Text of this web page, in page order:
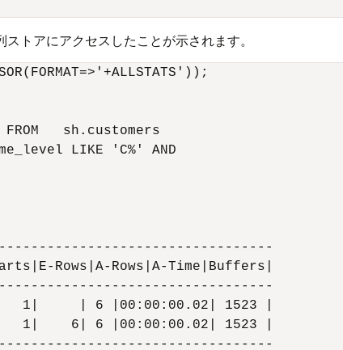
トアにアクセスしたことが示されます。
sh.customers
LIKE 'C%' AND
Rows|A-Rows|A-Time|Buffers|
1|     | 6 |00:00:00.02| 1523 |
|    1|    6| 6 |00:00:00.02| 1523 |